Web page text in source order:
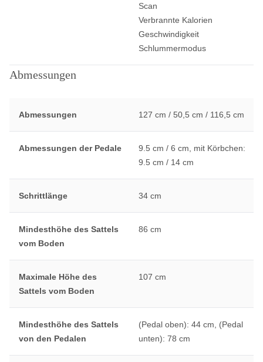
Scan
Verbrannte Kalorien
Geschwindigkeit
Schlummermodus
Abmessungen
Abmessungen 127 cm / 50,5 cm / 116,5 cm
Abmessungen der Pedale
9.5 cm / 6 cm, mit Körbchen:
9.5 cm / 14 cm
Schrittlänge 34 cm
Mindesthöhe des Sattels
vom Boden
86 cm
Maximale Höhe des
Sattels vom Boden
107 cm
Mindesthöhe des Sattels
von den Pedalen
(Pedal oben): 44 cm, (Pedal
unten): 78 cm